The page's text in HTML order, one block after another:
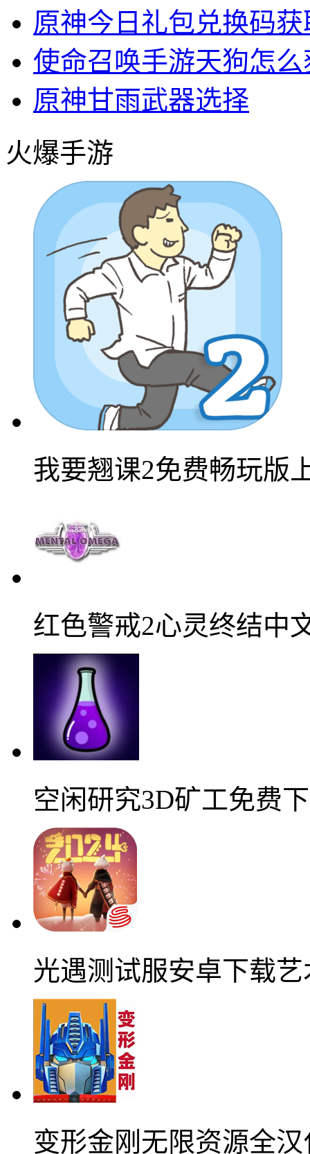
原神今日礼包兑换码
使命召唤手游天狗怎
原神甘雨武器选择
火爆手游
我要翘课2免费畅玩版
红色警戒2心灵终结中
空闲研究3D矿工免费
光遇测试服安卓下载
变形金刚无限资源全汉